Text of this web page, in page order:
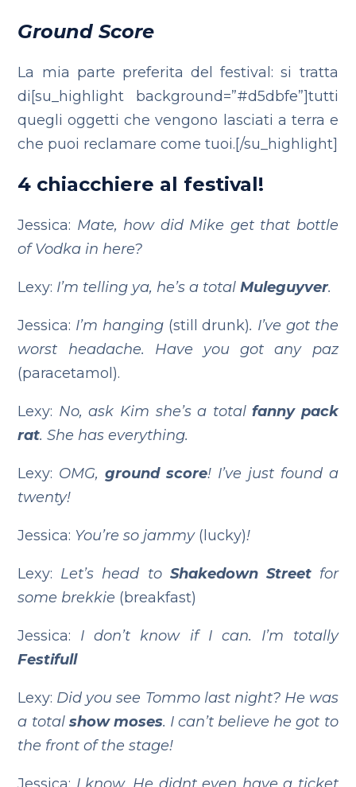
Ground Score
La mia parte preferita del festival: si tratta
di[su_highlight background=”#d5dbfe”]tutti
quegli oggetti che vengono lasciati a terra e
che puoi reclamare come tuoi.[/su_highlight]
4 chiacchiere al festival!
Jessica: Mate, how did Mike get that bottle
of Vodka in here?
Lexy: I’m telling ya, he’s a totalMuleguyver.
Jessica: I’m hanging (still drunk). I’ve got the
worst headache. Have you got any paz
(paracetamol).
Lexy: No, ask Kim she’s a totalfanny pack
rat. She has everything.
Lexy: OMG,ground score! I’ve just found a
twenty!
Jessica: You’re so jammy (lucky)!
Lexy: Let’s head to Shakedown Streetfor
some brekkie (breakfast)
Jessica: I don’t know if I can. I’m totally
Festifull
Lexy: Did you see Tommo last night? He was
a total show moses. I can’t believe he got to
the front of the stage!